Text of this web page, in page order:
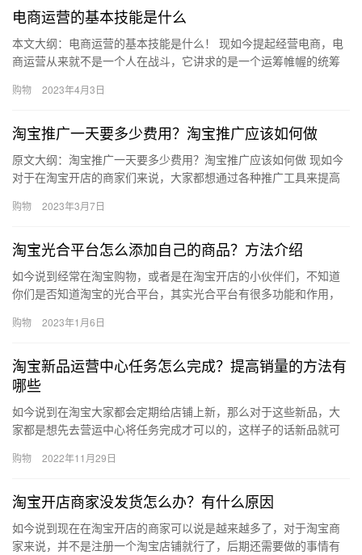
电商运营的基本技能是什么
本文大纲：电商运营的基本技能是什么！ 现如今提起经营电商，电
商运营从来就不是一个人在战斗，它讲求的是一个运筹帷幄的统筹
商运…
购物 2023年4月3日
淘宝推广一天要多少费用？淘宝推广应该如何做
原文大纲：淘宝推广一天要多少费用？淘宝推广应该如何做 现如今
对于在淘宝开店的商家们来说，大家都想通过各种推广工具来提高
车、钻…
购物 2023年3月7日
淘宝光合平台怎么添加自己的商品？方法介绍
如今说到经常在淘宝购物，或者是在淘宝开店的小伙伴们，不知道
你们是否知道淘宝的光合平台，其实光合平台有很多功能和作用，
吧。一…
购物 2023年1月6日
淘宝新品运营中心任务怎么完成？提高销量的方法有
哪些
如今说到在淘宝大家都会定期给店铺上新，那么对于这些新品，大
家都是想先去营运中心将任务完成才可以的，这样子的话新品就可
方法有…
购物 2022年11月29日
淘宝开店商家没发货怎么办？有什么原因
如今说到现在在淘宝开店的商家可以说是越来越多了，对于淘宝商
家来说，并不是注册一个淘宝店铺就行了，后期还需要做的事情有